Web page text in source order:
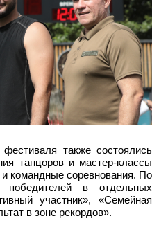
также состоялись
танцоров и мастер-классы
командные соревнования. По
в отдельных
участник», «Семейная
в зоне рекордов».